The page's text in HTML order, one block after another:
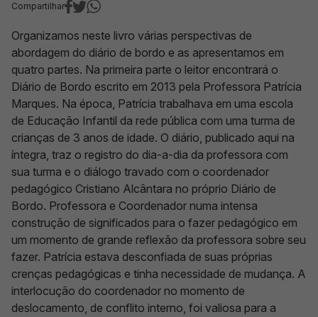
Organizamos neste livro várias perspectivas de
abordagem do diário de bordo e as apresentamos em
quatro partes. Na primeira parte o leitor encontrará o
Diário de Bordo escrito em 2013 pela Professora Patrícia
Marques. Na época, Patrícia trabalhava em uma escola
de Educação Infantil da rede pública com uma turma de
crianças de 3 anos de idade. O diário, publicado aqui na
íntegra, traz o registro do dia-a-dia da professora com
sua turma e o diálogo travado com o coordenador
pedagógico Cristiano Alcântara no próprio Diário de
Bordo. Professora e Coordenador numa intensa
construção de significados para o fazer pedagógico em
um momento de grande reflexão da professora sobre seu
fazer. Patrícia estava desconfiada de suas próprias
crenças pedagógicas e tinha necessidade de mudança. A
interlocução do coordenador no momento de
deslocamento, de conflito interno, foi valiosa para a
Compartilhar